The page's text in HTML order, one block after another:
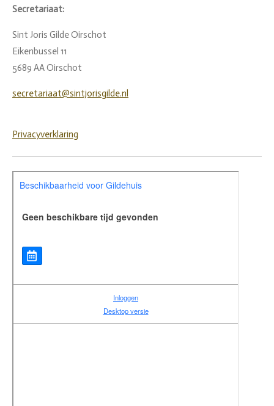
Secretariaat:
Sint Joris Gilde Oirschot
Eikenbussel 11
5689 AA Oirschot
secretariaat@sintjorisgilde.nl
Privacyverklaring